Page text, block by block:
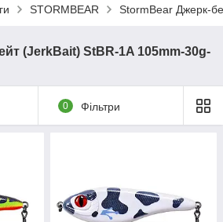
STORMBEAR StormBear Джерк-
(JerkBait) StBR-1A 105mm-30g-
0 Фільтри